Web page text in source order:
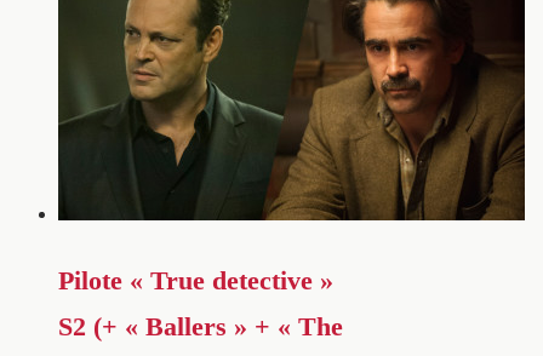
Pilote « True detective »
S2 (+ « Ballers » + « The